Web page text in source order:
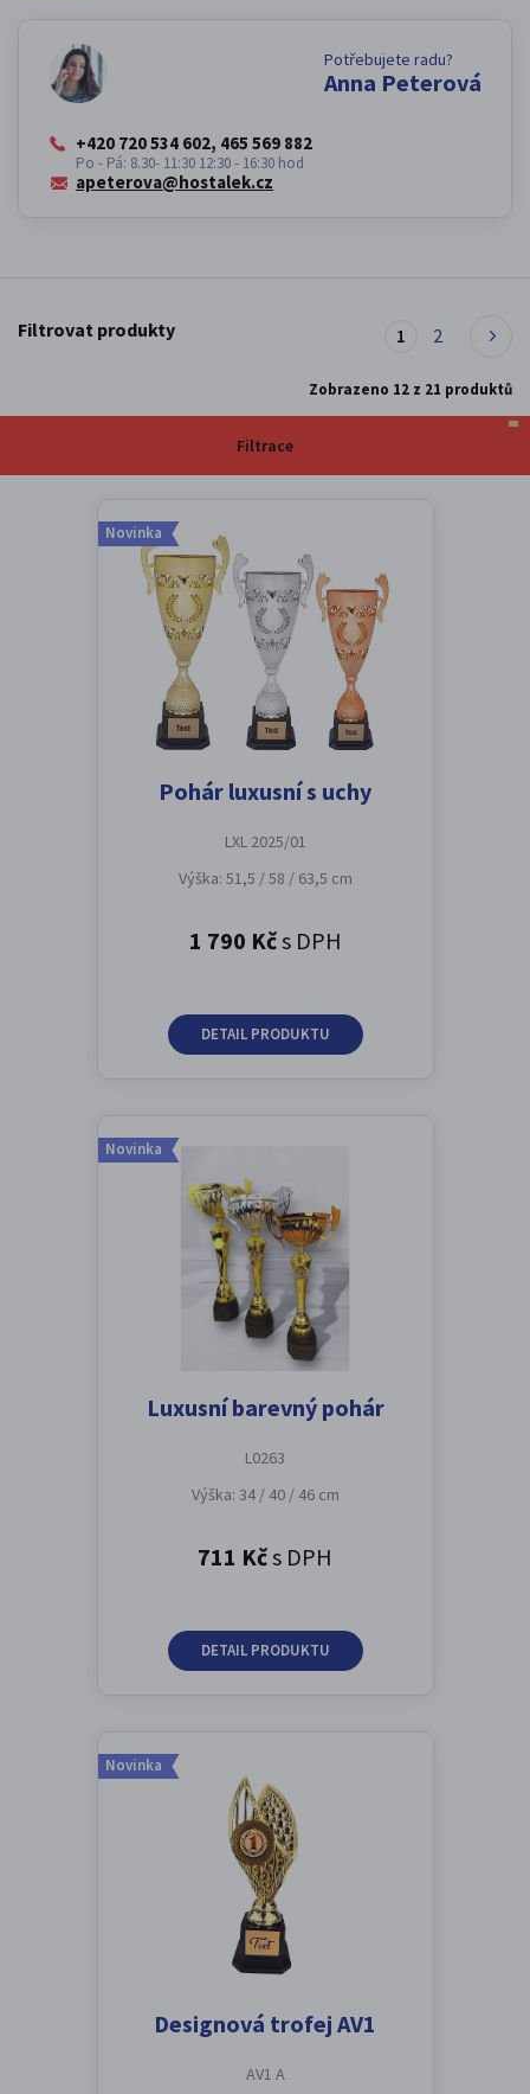
Potřebujete radu?
Anna Peterová
+420 720 534 602, 465 569 882
Po - Pá: 8.30- 11:30 12:30 - 16:30 hod
apeterova@hostalek.cz
Filtrovat produkty 1 2
Zobrazeno 12 z 21 produktů
Filtrace
Novinka
Pohár luxusní s uchy
LXL 2025/01
Výška: 51,5 / 58 / 63,5 cm
1 790 Kčs DPH
DETAIL PRODUKTU
Novinka
Luxusní barevný pohár
L0263
Výška: 34 / 40 / 46 cm
711 Kčs DPH
DETAIL PRODUKTU
Novinka
Designová trofej AV1
AV1 A